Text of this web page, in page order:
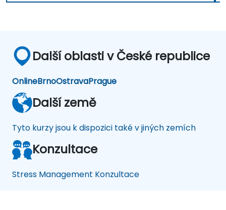
Další oblasti v České republice
OnlineBrnoOstravaPrague
Další země
Tyto kurzy jsou k dispozici také v jiných zemích
Konzultace
Stress Management Konzultace